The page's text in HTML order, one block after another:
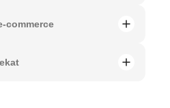
commerce